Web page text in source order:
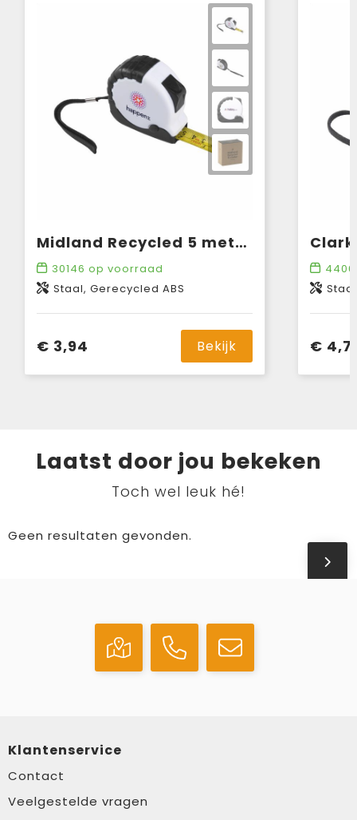
Midland Recycled 5 meter rolmaat
30146 op voorraad
Staal, Gerecycled ABS
€ 3,94 Bekijk
4406
€
Laatst door jou bekeken
Toch wel leuk hé!
Geen resultaten gevonden.
Klantenservice
Contact
Veelgestelde vragen